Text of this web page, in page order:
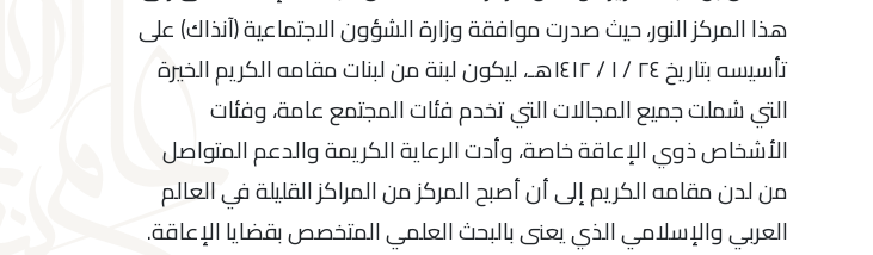
هذا المركز النور، حيث صدرت موافقة وزارة الشؤون الاجتماعية (آنذاك) على
تأسيسه بتاريخ ٢٤ / ١ / ١٤١٢هـ، ليكون لبنة من لبنات مقامه الكريم الخيرة
التي شملت جميع المجالات التي تخدم فئات المجتمع عامة، وفئات
الأشخاص ذوي الإعاقة خاصة، وأدت الرعاية الكريمة والدعم المتواصل
من لدن مقامه الكريم إلى أن أصبح المركز من المراكز القليلة في العالم
العربي والإسلامي الذي يعنى بالبحث العلمي المتخصص بقضايا الإعاقة.